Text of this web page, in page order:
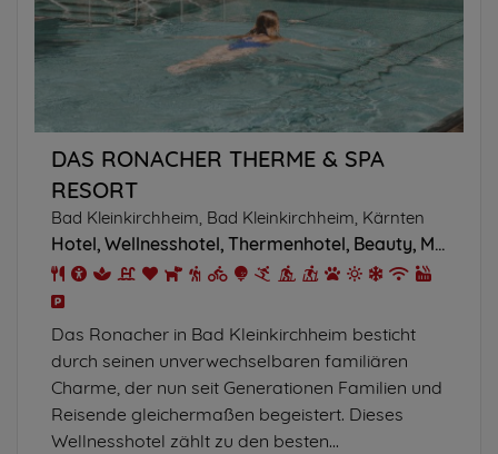
DAS RONACHER THERME & SPA
RESORT
Bad Kleinkirchheim, Bad Kleinkirchheim, Kärnten
Hotel Wellnesshotel Thermenhotel Beauty Massagen
Das Ronacher in Bad Kleinkirchheim besticht
durch seinen unverwechselbaren familiären
Charme, der nun seit Generationen Familien und
Reisende gleichermaßen begeistert. Dieses
Wellnesshotel zählt zu den besten...